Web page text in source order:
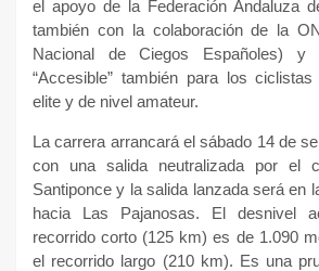
el apoyo de la Federación Andaluza
también con la colaboración de la
Nacional de Ciegos Españoles) y
“Accesible” también para los
elite y de nivel amateur.
La carrera arrancará el sábado 14 de
con una salida neutralizada por el
Santiponce y la salida lanzada será en
hacia Las Pajanosas. El desnivel
recorrido corto (125 km) es de 1.090
el recorrido largo (210 km). Es una